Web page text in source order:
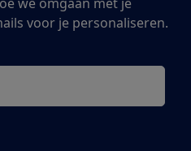
voor je personaliseren.